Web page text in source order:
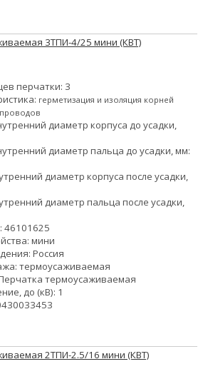
3ТПИ-4/25 мини (КВТ)
перчатки: 3
герметизация и изоляция корней
диаметр корпуса до усадки,
диаметр пальца до усадки, мм:
диаметр корпуса после усадки,
диаметр пальца после усадки,
46101625
мини
Россия
термоусаживаемая
термоусаживаемая
до (кВ): 1
2ТПИ-2.5/16 мини (КВТ)